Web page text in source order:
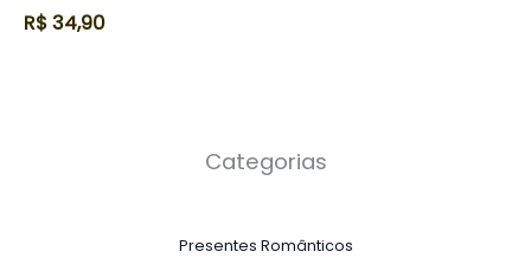
R$34,90
Categorias
Presentes Românticos